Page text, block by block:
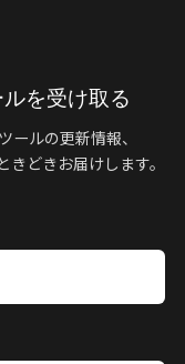
を受け取る
ルの更新情報、
どきお届けします。